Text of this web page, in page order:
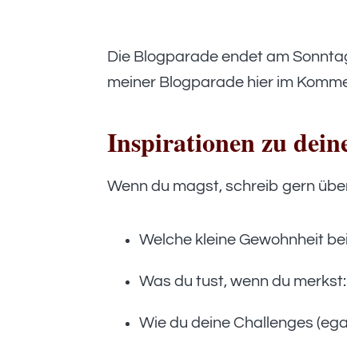
Die Blogparade endet am
meiner Blogparade hier im
Inspirationen zu
Wenn du magst, schreib gern
Welche kleine Gewohnheit
Was du tust, wenn du
Wie du deine Challenges